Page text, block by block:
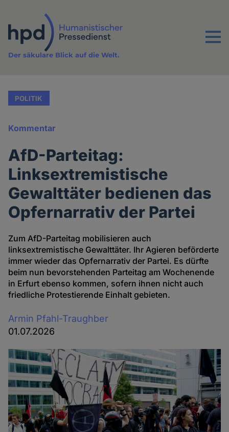
Inhalt
Menu
Der säkulare Blick auf die Welt.
POLITIK
Kommentar
AfD-Parteitag:
Linksextremistische
Gewalttäter bedienen das
Opfernarrativ der Partei
Zum AfD-Parteitag mobilisieren auch
linksextremistische Gewalttäter. Ihr Agieren beförderte
immer wieder das Opfernarrativ der Partei. Es dürfte
beim nun bevorstehenden Parteitag am Wochenende
in Erfurt ebenso kommen, sofern ihnen nicht auch
friedliche Protestierende Einhalt gebieten.
Armin Pfahl-Traughber
01.07.2026